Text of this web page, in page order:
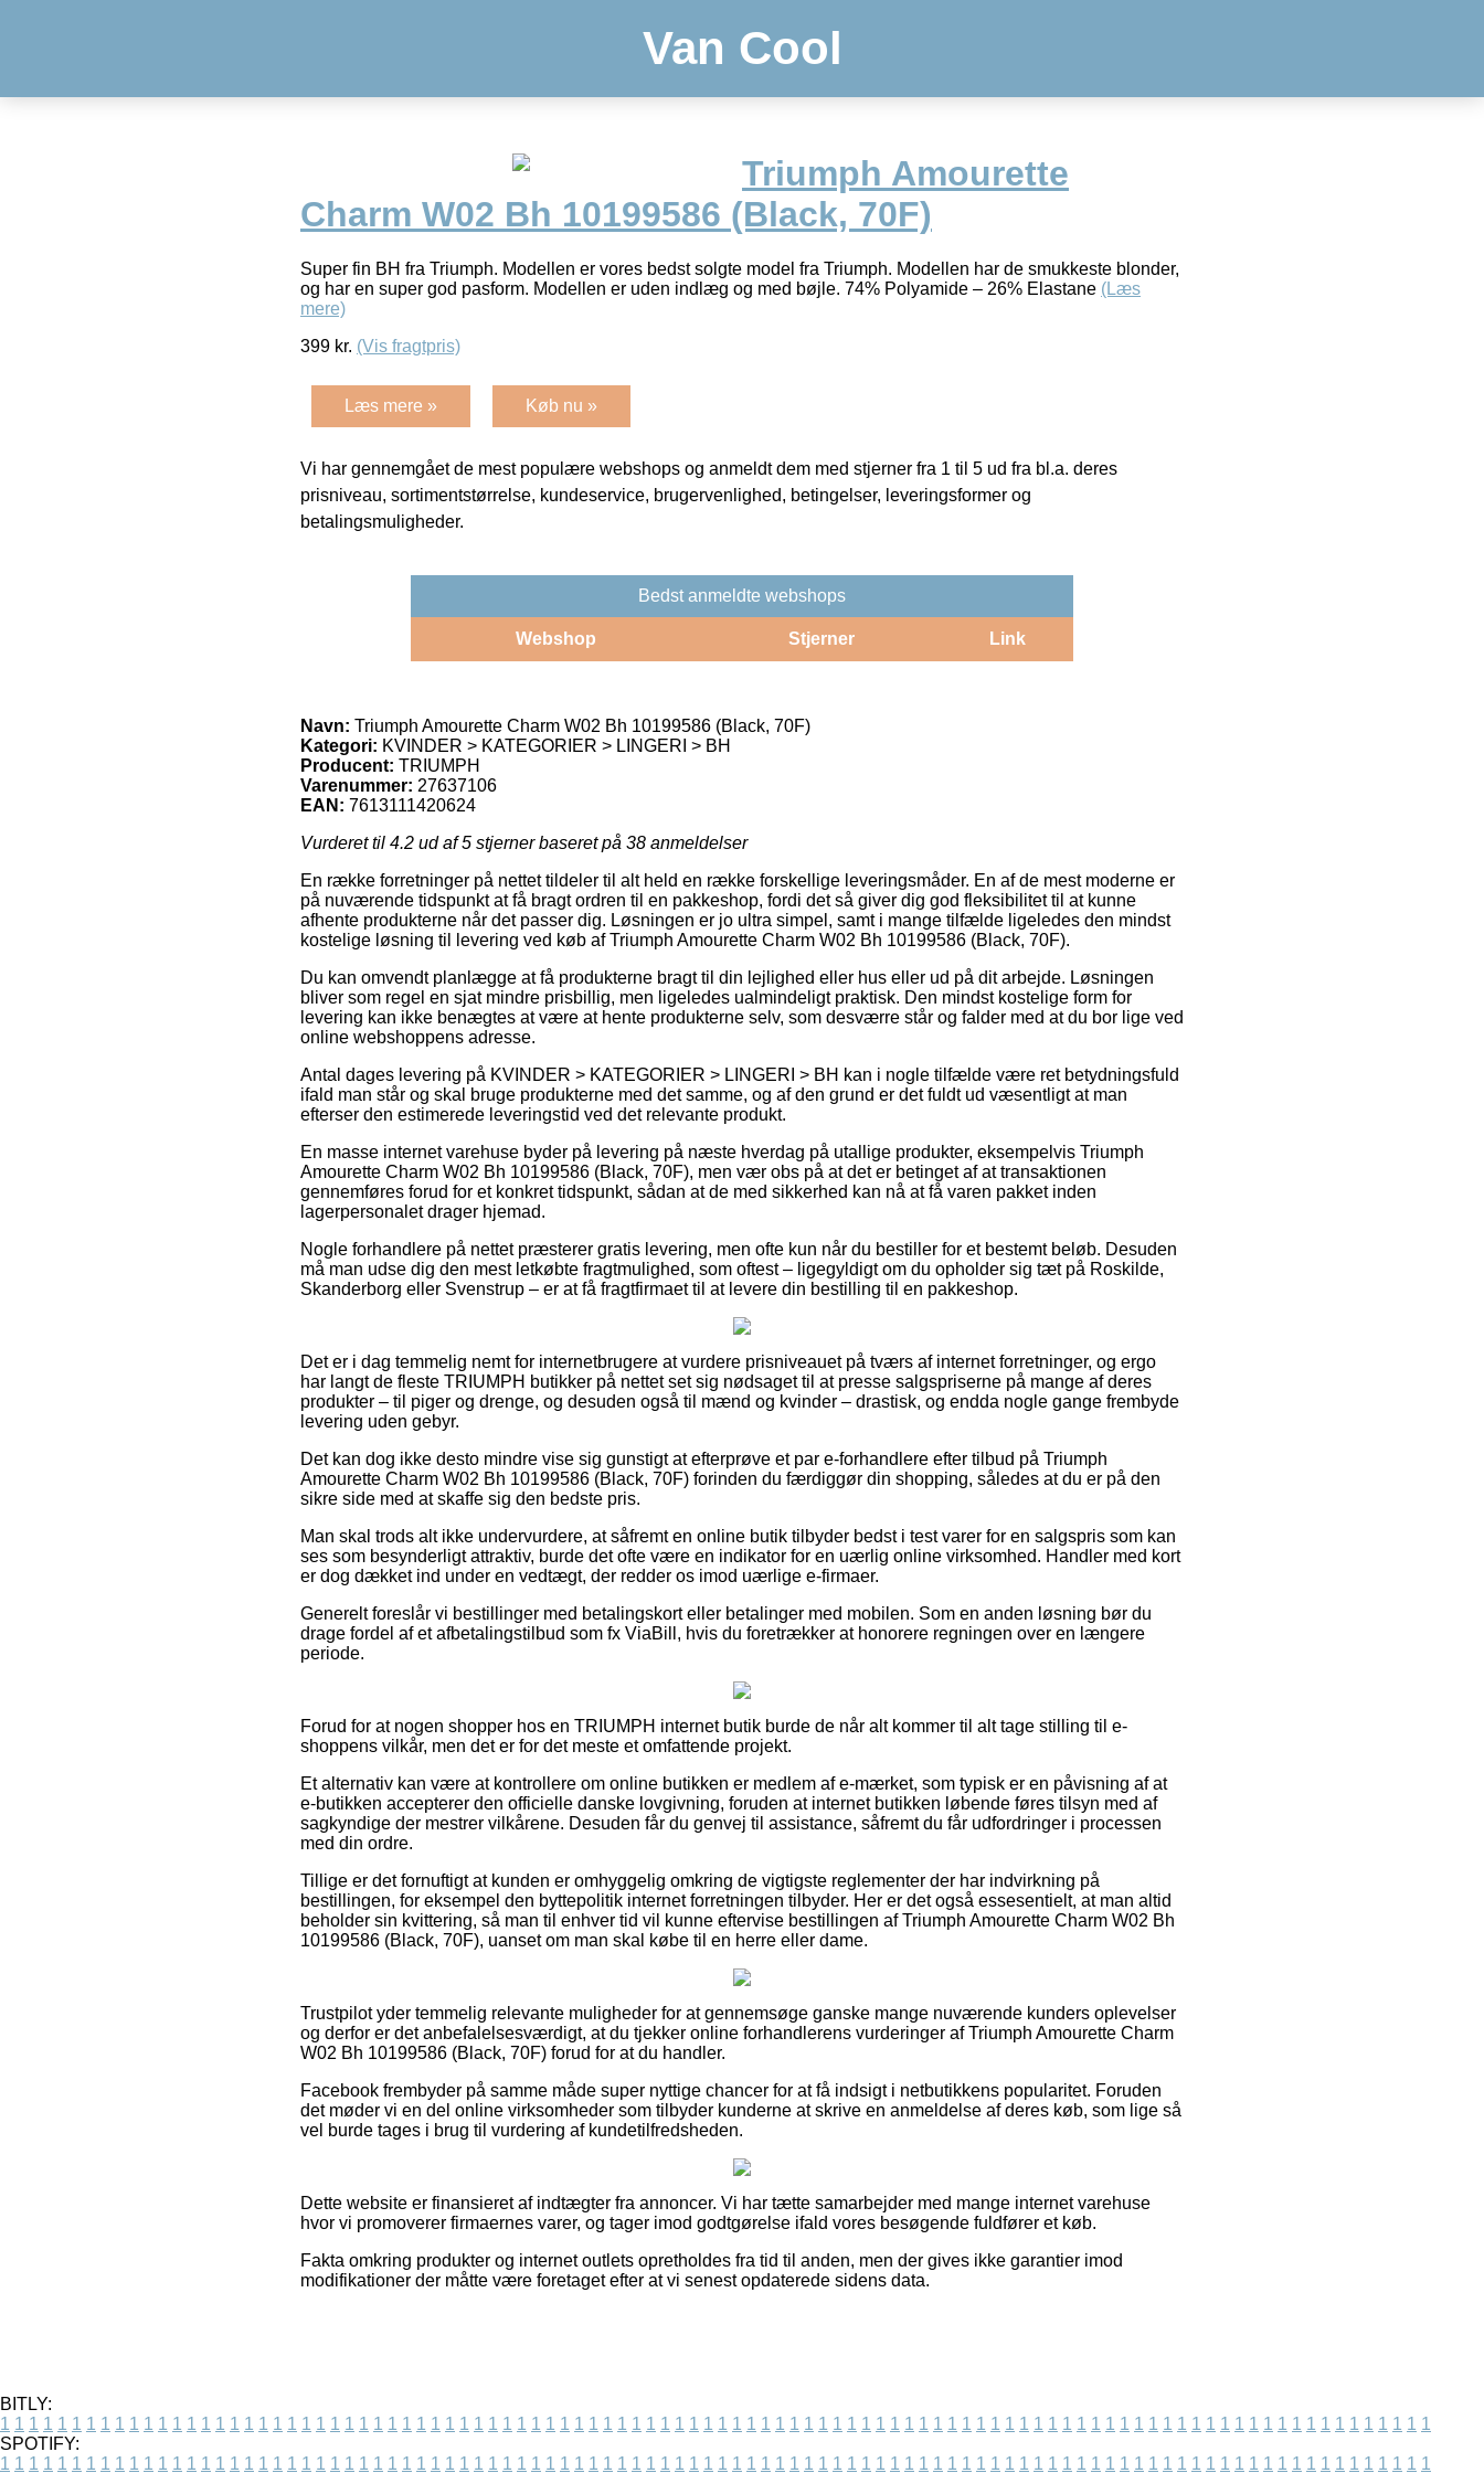
Van Cool
Triumph Amourette
Charm W02 Bh 10199586 (Black, 70F)
Super fin BH fra Triumph. Modellen er vores bedst solgte model fra Triumph. Modellen har de smukkeste blonder,
og har en super god pasform. Modellen er uden indlæg og med bøjle. 74% Polyamide – 26% Elastane (Læs
mere)
399 kr. (Vis fragtpris)
Læs mere » Køb nu »
Vi har gennemgået de mest populære webshops og anmeldt dem med stjerner fra 1 til 5 ud fra bl.a. deres
prisniveau, sortimentstørrelse, kundeservice, brugervenlighed, betingelser, leveringsformer og
betalingsmuligheder.
Bedst anmeldte webshops
Webshop Stjerner Link
Navn: Triumph Amourette Charm W02 Bh 10199586 (Black, 70F)
Kategori: KVINDER > KATEGORIER > LINGERI > BH
Producent: TRIUMPH
Varenummer: 27637106
EAN: 7613111420624
Vurderet til 4.2 ud af 5 stjerner baseret på 38 anmeldelser
En række forretninger på nettet tildeler til alt held en række forskellige leveringsmåder. En af de mest moderne er
på nuværende tidspunkt at få bragt ordren til en pakkeshop, fordi det så giver dig god fleksibilitet til at kunne
afhente produkterne når det passer dig. Løsningen er jo ultra simpel, samt i mange tilfælde ligeledes den mindst
kostelige løsning til levering ved køb af Triumph Amourette Charm W02 Bh 10199586 (Black, 70F).
Du kan omvendt planlægge at få produkterne bragt til din lejlighed eller hus eller ud på dit arbejde. Løsningen
bliver som regel en sjat mindre prisbillig, men ligeledes ualmindeligt praktisk. Den mindst kostelige form for
levering kan ikke benægtes at være at hente produkterne selv, som desværre står og falder med at du bor lige ved
online webshoppens adresse.
Antal dages levering på KVINDER > KATEGORIER > LINGERI > BH kan i nogle tilfælde være ret betydningsfuld
ifald man står og skal bruge produkterne med det samme, og af den grund er det fuldt ud væsentligt at man
efterser den estimerede leveringstid ved det relevante produkt.
En masse internet varehuse byder på levering på næste hverdag på utallige produkter, eksempelvis Triumph
Amourette Charm W02 Bh 10199586 (Black, 70F), men vær obs på at det er betinget af at transaktionen
gennemføres forud for et konkret tidspunkt, sådan at de med sikkerhed kan nå at få varen pakket inden
lagerpersonalet drager hjemad.
Nogle forhandlere på nettet præsterer gratis levering, men ofte kun når du bestiller for et bestemt beløb. Desuden
må man udse dig den mest letkøbte fragtmulighed, som oftest – ligegyldigt om du opholder sig tæt på Roskilde,
Skanderborg eller Svenstrup – er at få fragtfirmaet til at levere din bestilling til en pakkeshop.
Det er i dag temmelig nemt for internetbrugere at vurdere prisniveauet på tværs af internet forretninger, og ergo
har langt de fleste TRIUMPH butikker på nettet set sig nødsaget til at presse salgspriserne på mange af deres
produkter – til piger og drenge, og desuden også til mænd og kvinder – drastisk, og endda nogle gange frembyde
levering uden gebyr.
Det kan dog ikke desto mindre vise sig gunstigt at efterprøve et par e-forhandlere efter tilbud på Triumph
Amourette Charm W02 Bh 10199586 (Black, 70F) forinden du færdiggør din shopping, således at du er på den
sikre side med at skaffe sig den bedste pris.
Man skal trods alt ikke undervurdere, at såfremt en online butik tilbyder bedst i test varer for en salgspris som kan
ses som besynderligt attraktiv, burde det ofte være en indikator for en uærlig online virksomhed. Handler med kort
er dog dækket ind under en vedtægt, der redder os imod uærlige e-firmaer.
Generelt foreslår vi bestillinger med betalingskort eller betalinger med mobilen. Som en anden løsning bør du
drage fordel af et afbetalingstilbud som fx ViaBill, hvis du foretrækker at honorere regningen over en længere
periode.
Forud for at nogen shopper hos en TRIUMPH internet butik burde de når alt kommer til alt tage stilling til e-
shoppens vilkår, men det er for det meste et omfattende projekt.
Et alternativ kan være at kontrollere om online butikken er medlem af e-mærket, som typisk er en påvisning af at
e-butikken accepterer den officielle danske lovgivning, foruden at internet butikken løbende føres tilsyn med af
sagkyndige der mestrer vilkårene. Desuden får du genvej til assistance, såfremt du får udfordringer i processen
med din ordre.
Tillige er det fornuftigt at kunden er omhyggelig omkring de vigtigste reglementer der har indvirkning på
bestillingen, for eksempel den byttepolitik internet forretningen tilbyder. Her er det også essesentielt, at man altid
beholder sin kvittering, så man til enhver tid vil kunne eftervise bestillingen af Triumph Amourette Charm W02 Bh
10199586 (Black, 70F), uanset om man skal købe til en herre eller dame.
Trustpilot yder temmelig relevante muligheder for at gennemsøge ganske mange nuværende kunders oplevelser
og derfor er det anbefalelsesværdigt, at du tjekker online forhandlerens vurderinger af Triumph Amourette Charm
W02 Bh 10199586 (Black, 70F) forud for at du handler.
Facebook frembyder på samme måde super nyttige chancer for at få indsigt i netbutikkens popularitet. Foruden
det møder vi en del online virksomheder som tilbyder kunderne at skrive en anmeldelse af deres køb, som lige så
vel burde tages i brug til vurdering af kundetilfredsheden.
Dette website er finansieret af indtægter fra annoncer. Vi har tætte samarbejder med mange internet varehuse
hvor vi promoverer firmaernes varer, og tager imod godtgørelse ifald vores besøgende fuldfører et køb.
Fakta omkring produkter og internet outlets opretholdes fra tid til anden, men der gives ikke garantier imod
modifikationer der måtte være foretaget efter at vi senest opdaterede sidens data.
BITLY:
1 1 1 1 1 1 1 1 1 1 1 1 1 1 1 1 1 1 1 1 1 1 1 1 1 1 1 1 1 1 1 1 1 1 1 1 1 1 1 1 1 1 1 1 1 1 1 1 1 1 1 1 1 1 1 1 1 1 1 1 1 1 1 1 1 1 1 1 1 1 1 1 1 1 1 1 1 1 1 1 1 1 1 1 1 1 1 1 1 1 1 1 1 1 1 1 1 1 1 1
SPOTIFY:
1 1 1 1 1 1 1 1 1 1 1 1 1 1 1 1 1 1 1 1 1 1 1 1 1 1 1 1 1 1 1 1 1 1 1 1 1 1 1 1 1 1 1 1 1 1 1 1 1 1 1 1 1 1 1 1 1 1 1 1 1 1 1 1 1 1 1 1 1 1 1 1 1 1 1 1 1 1 1 1 1 1 1 1 1 1 1 1 1 1 1 1 1 1 1 1 1 1 1 1